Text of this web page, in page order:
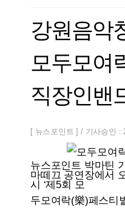
강원음악
모두모여
직장인밴
[ 뉴스포인트 ] / 기사승인 :
뉴스포인트 박마틴
마떼끄 공연장에서
시 ‘제5회 모
두모여락(樂)페스티